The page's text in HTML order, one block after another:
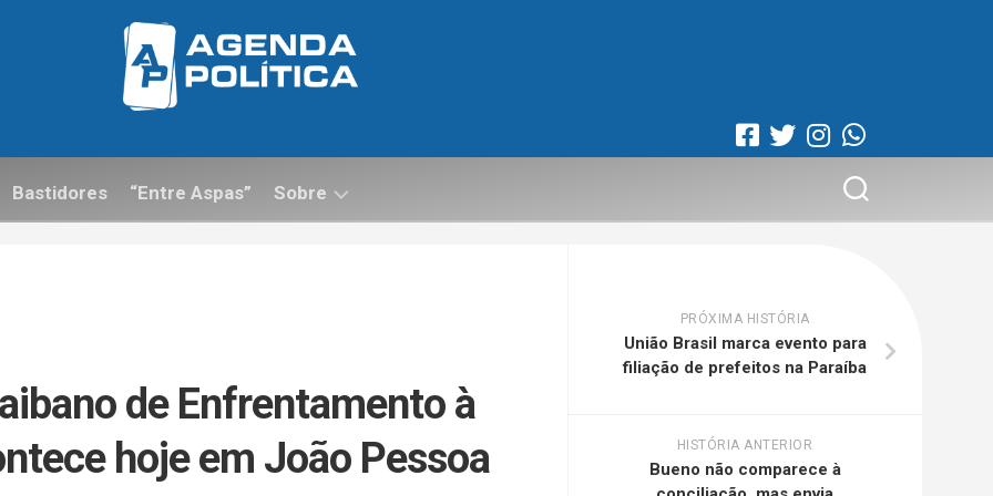
Bastidores “Entre Aspas” Sobre
de Enfrentamento à
hoje em João Pessoa
PRÓXIMA HISTÓRIA
União Brasil marca evento para
filiação de prefeitos na Paraíba
HISTÓRIA ANTERIOR
Bueno não comparece à